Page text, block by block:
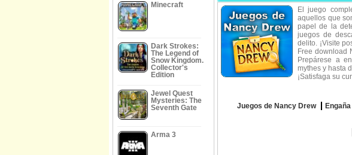
Minecraft
Dark Strokes:
The Legend of
Snow Kingdom.
Collector's
Edition
Jewel Quest
Mysteries: The
Seventh Gate
Arma 3
El juego
aquellos que
papel de la
juegos de
delito. ¡Visite
Free download
Prepárese a
mythes y hasta
¡Satisfaga su
Juegos de Nancy Drew